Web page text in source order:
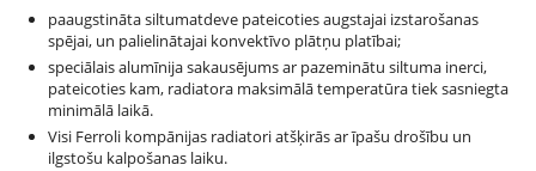
paaugstināta siltumatdeve pateicoties augstajai izstarošanas
spējai, un palielinātajai konvektīvo plātņu platībai;
speciālais alumīnija sakausējums ar pazeminātu siltuma inerci,
pateicoties kam, radiatora maksimālā temperatūra tiek sasniegta
minimālā laikā.
Visi Ferroli kompānijas radiatori atšķirās ar īpašu drošību un
ilgstošu kalpošanas laiku.